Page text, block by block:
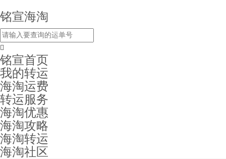
铭宣海淘
铭宣首页
我的转运
海淘运费
转运服务
海淘优惠
海淘攻略
海淘转运
海淘社区